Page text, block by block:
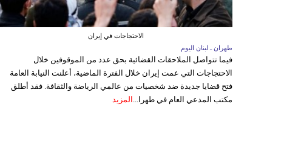
الاحتجاجات في إيران
طهران ـ لبنان اليوم
فيما تتواصل الملاحقات القضائية بحق عدد من الموقوفين خلال
الاحتجاجات التي عمت إيران خلال الفترة الماضية، أعلنت النيابة العامة
فتح قضايا جديدة ضد شخصيات من عالمي الرياضة والثقافة. فقد أطلق
مكتب المدعي العام في طهرا... المزيد